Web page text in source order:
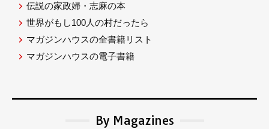
伝説の家政婦・志麻の本
世界がもし100人の村だったら
マガジンハウスの全書籍リスト
マガジンハウスの電子書籍
By Magazines